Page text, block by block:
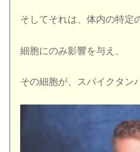
そしてそれは、体内の特定
細胞にのみ影響を与え、
その細胞が、スパイクタン